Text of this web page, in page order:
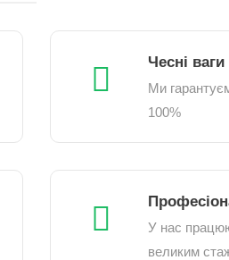
Чесні ваги
Ми
100%
У нас
великим